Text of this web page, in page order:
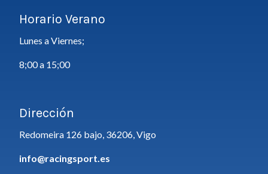
Horario Verano
Lunes a Viernes;
8;00 a 15;00
Dirección
Redomeira 126 bajo, 36206, Vigo
info@racingsport.es